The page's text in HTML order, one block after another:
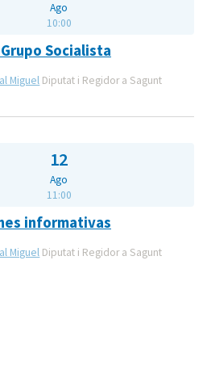
Ago
10:00
Socialista
Miguel Diputat i Regidor a Sagunt
12
Ago
11:00
informativas
Miguel Diputat i Regidor a Sagunt